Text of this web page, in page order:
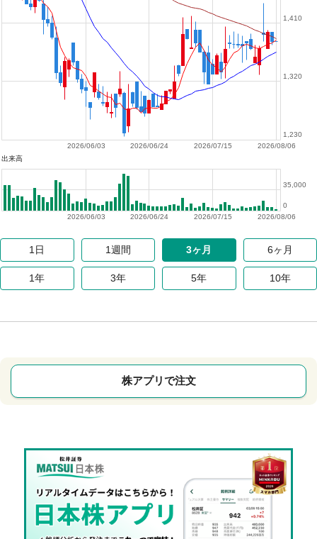
2026/08/06
2026/07/15
2026/06/24
2026/06/03
1,230
1,320
1,410
出来高
2026/08/06
2026/07/15
2026/06/24
2026/06/03
0
35,000
1日 1週間 3ヶ月 6ヶ月
1年 3年 5年 10年
株アプリで注文